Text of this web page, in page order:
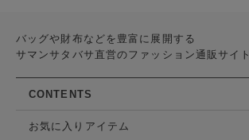
バッグや財布などを豊富に展開する
サマンサタバサ直営のファッション通販サイト
CONTENTS
お気に入りアイテム